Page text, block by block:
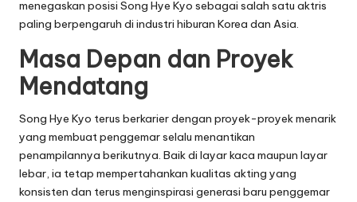
menegaskan posisi Song Hye Kyo sebagai salah satu aktris
paling berpengaruh di industri hiburan Korea dan Asia.
Masa Depan dan Proyek
Mendatang
Song Hye Kyo terus berkarier dengan proyek-proyek menarik
yang membuat penggemar selalu menantikan
penampilannya berikutnya. Baik di layar kaca maupun layar
lebar, ia tetap mempertahankan kualitas akting yang
konsisten dan terus menginspirasi generasi baru penggemar